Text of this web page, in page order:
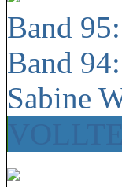
Band
Band 94:
Sabine